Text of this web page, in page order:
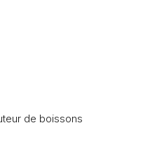
de boissons